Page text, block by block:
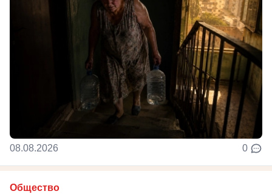
08.08.2026 0
Общество